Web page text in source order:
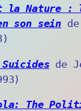
la Nature :
son sein
de
The